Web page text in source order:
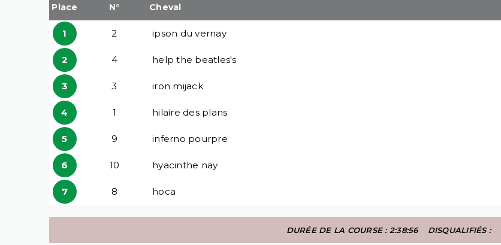
Place N° Cheval
1 2 ipson du vernay
2 4 help the beatles's
3 3 iron mijack
4 1 hilaire des plans
5 9 inferno pourpre
6 10 hyacinthe nay
7 8 hoca
DURÉE DE LA COURSE : 2:38:56 DISQUALIFIÉS :